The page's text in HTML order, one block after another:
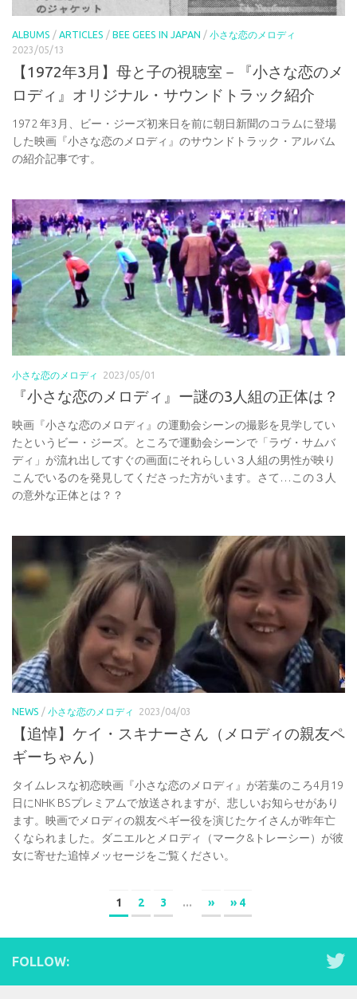
ALBUMS / ARTICLES / BEE GEES IN JAPAN / 小さな恋のメロディ
2023/05/13
【1972年3月】母と子の視聴室－『小さな恋のメ
ロディ』オリジナル・サウンドトラック紹介
1972 年3月、ビー・ジーズ初来日を前に朝日新聞のコラムに登場
した映画『小さな恋のメロディ』のサウンドトラック・アルバム
の紹介記事です。
小さな恋のメロディ 2023/05/01
『小さな恋のメロディ』ー謎の3人組の正体は？
映画『小さな恋のメロディ』の運動会シーンの撮影を見学してい
たというビー・ジーズ。ところで運動会シーンで「ラヴ・サムバ
ディ」が流れ出してすぐの画面にそれらしい３人組の男性が映り
こんでいるのを発見してくださった方がいます。さて…この３人
の意外な正体とは？？
NEWS / 小さな恋のメロディ 2023/04/03
【追悼】ケイ・スキナーさん（メロディの親友ペ
ギーちゃん）
タイムレスな初恋映画『小さな恋のメロディ』が若葉のころ4月19
日にNHK BSプレミアムで放送されますが、悲しいお知らせがあり
ます。映画でメロディの親友ペギー役を演じたケイさんが昨年亡
くなられました。ダニエルとメロディ（マーク&トレーシー）が彼
女に寄せた追悼メッセージをご覧ください。
1 2 3 ... » » 4
FOLLOW: